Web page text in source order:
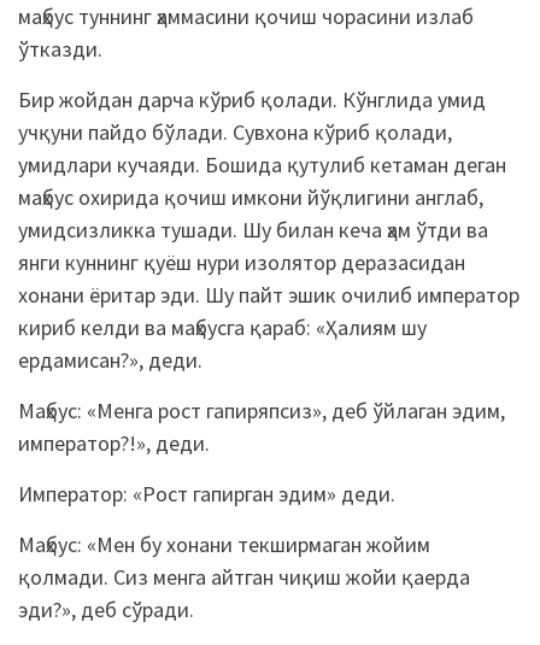
маҳбус туннинг ҳаммасини қочиш чорасини излаб
ўтказди.
Бир жойдан дарча кўриб қолади. Кўнглида умид
учқуни пайдо бўлади. Сувхона кўриб қолади,
умидлари кучаяди. Бошида қутулиб кетаман деган
маҳбус охирида қочиш имкони йўқлигини англаб,
умидсизликка тушади. Шу билан кеча ҳам ўтди ва
янги куннинг қуёш нури изолятор деразасидан
хонани ёритар эди. Шу пайт эшик очилиб император
кириб келди ва маҳбусга қараб: «Ҳалиям шу
ердамисан?», деди.
Маҳбус: «Менга рост гапиряпсиз», деб ўйлаган эдим,
император?!», деди.
Император: «Рост гапирган эдим» деди.
Маҳбус: «Мен бу хонани текширмаган жойим
қолмади. Сиз менга айтган чиқиш жойи қаерда
эди?», деб сўради.